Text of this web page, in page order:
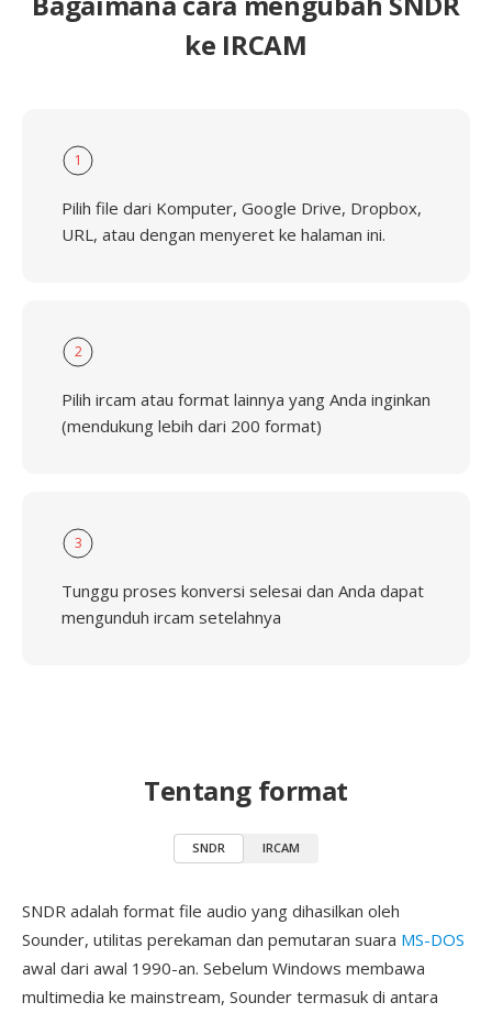
ke IRCAM
1
Pilih file dari Komputer, Google Drive, Dropbox,
URL, atau dengan menyeret ke halaman ini.
2
Pilih ircam atau format lainnya yang Anda inginkan
(mendukung lebih dari 200 format)
3
Tunggu proses konversi selesai dan Anda dapat
mengunduh ircam setelahnya
Tentang format
SNDR IRCAM
SNDR adalah format file audio yang dihasilkan oleh
Sounder, utilitas perekaman dan pemutaran suara MS-DOS
awal dari awal 1990-an. Sebelum Windows membawa
multimedia ke mainstream, Sounder termasuk di antara